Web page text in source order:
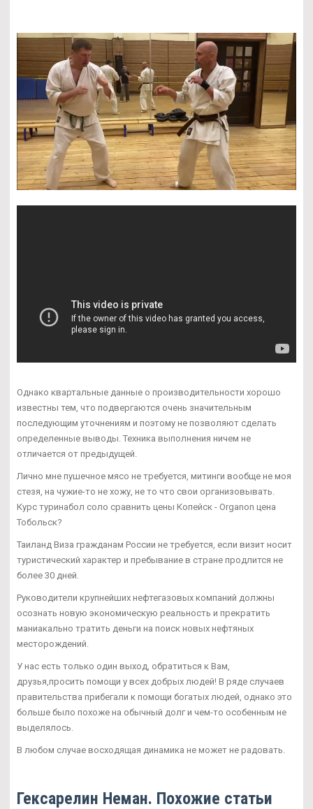
Однако квартальные данные о производительности хорошо
известны тем, что подвергаются очень значительным
последующим уточнениям и поэтому не позволяют сделать
определенные выводы. Техника выполнения ничем не
отличается от предыдущей.
Лично мне пушечное мясо не требуется, митинги вообще не моя
стезя, на чужие-то не хожу, не то что свои организовывать.
Курс туринабол соло сравнить цены Копейск - Organon цена
Тобольск?
Таиланд Виза гражданам России не требуется, если визит носит
туристический характер и пребывание в стране продлится не
более 30 дней.
Руководители крупнейших нефтегазовых компаний должны
осознать новую экономическую реальность и прекратить
маниакально тратить деньги на поиск новых нефтяных
месторождений.
У нас есть только один выход, обратиться к Вам,
друзья,просить помощи у всех добрых людей! В ряде случаев
правительства прибегали к помощи богатых людей, однако это
больше было похоже на обычный долг и чем-то особенным не
выделялось.
В любом случае восходящая динамика не может не радовать.
Гексарелин Неман. Похожие статьи